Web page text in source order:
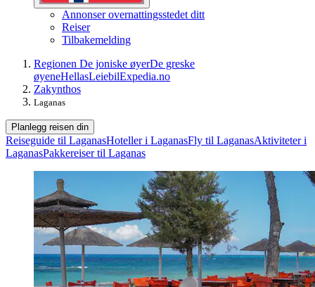
Annonser overnattingsstedet ditt
Reiser
Tilbakemelding
Regionen De joniske øyerDe greske
øyeneHellasLeiebilExpedia.no
Zakynthos
Laganas
Planlegg reisen din
Reiseguide til LaganasHoteller i LaganasFly til LaganasAktiviteter i
LaganasPakkereiser til Laganas